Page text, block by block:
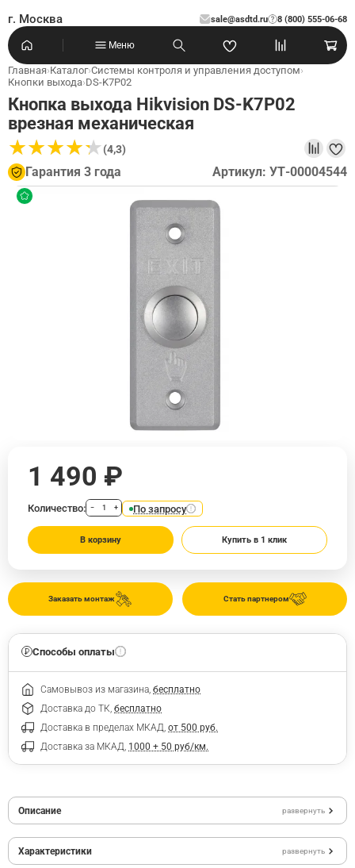
г. Москва sale@asdtd.ru 8 (800) 555-06-68
?
Меню
Главная›Каталог›Системы контроля и управления доступом›
Кнопки выхода›DS-K7P02
Кнопка выхода Hikvision DS-K7P02
врезная механическая
★★★★★
★★★★★(4,3)
Гарантия 3 года Артикул: УТ-00004544
Стать партнером
Заказать монтаж
1 490 ₽
Количество: − + По запросу
В корзину Купить в 1 клик
Способы оплаты
Самовывоз из магазина, бесплатно
Доставка до ТК, бесплатно
Доставка в пределах МКАД, от 500 руб.
Доставка за МКАД, 1000 + 50 руб/км.
Описание развернуть
Характеристики развернуть